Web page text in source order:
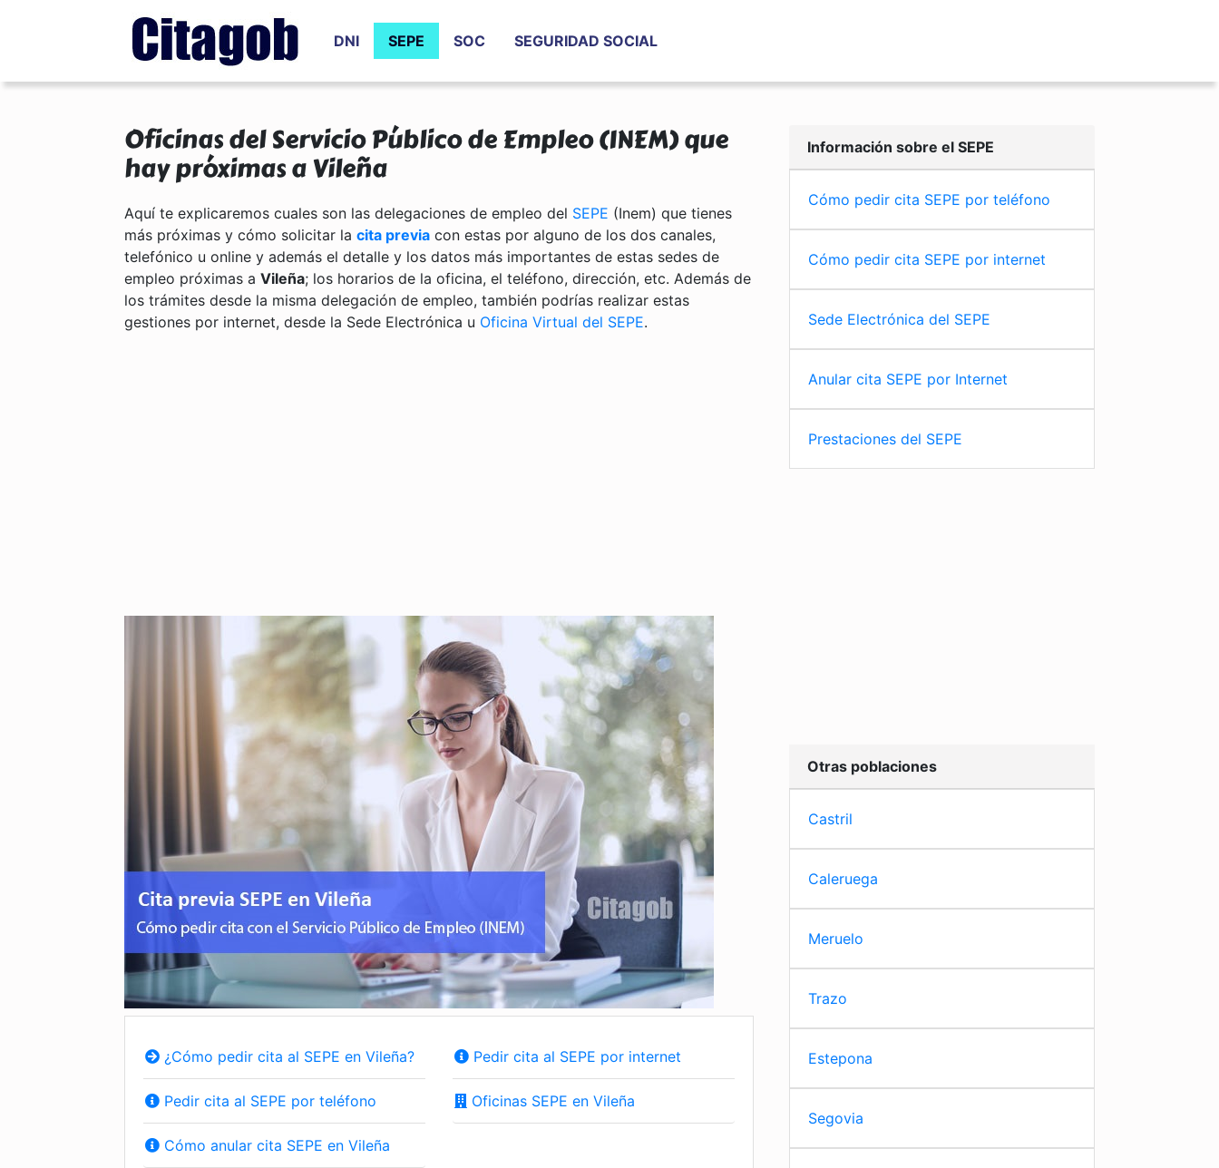
DNI SEPE SOC SEGURIDAD SOCIAL
Oficinas del Servicio Público de Empleo (INEM) que
hay próximas a Vileña
Aquí te explicaremos cuales son las delegaciones de empleo del SEPE (Inem) que tienes
más próximas y cómo solicitar la cita previa con estas por alguno de los dos canales,
telefónico u online y además el detalle y los datos más importantes de estas sedes de
empleo próximas a Vileña; los horarios de la oficina, el teléfono, dirección, etc. Además de
los trámites desde la misma delegación de empleo, también podrías realizar estas
gestiones por internet, desde la Sede Electrónica u Oficina Virtual del SEPE.
¿Cómo pedir cita al SEPE en Vileña?
Pedir cita al SEPE por teléfono
Pedir cita al SEPE por internet
Oficinas SEPE en Vileña
Cómo anular cita SEPE en Vileña
Información sobre el SEPE
Cómo pedir cita SEPE por teléfono
Cómo pedir cita SEPE por internet
Sede Electrónica del SEPE
Anular cita SEPE por Internet
Prestaciones del SEPE
Otras poblaciones
Castril
Caleruega
Meruelo
Trazo
Estepona
Segovia